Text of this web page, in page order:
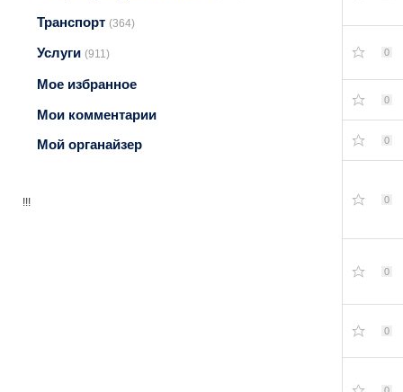
Транспорт (364)
Услуги (911)
Мое избранное
Мои комментарии
Мой органайзер
!!!
0
0
0
0
0
0